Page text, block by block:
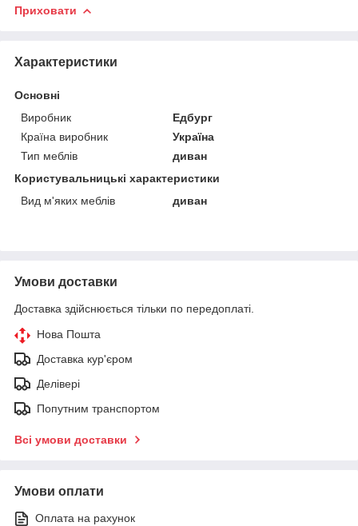
Приховати
Характеристики
Основні
Виробник
Едбург
Країна виробник
Україна
Тип меблів
диван
Користувальницькі характеристики
Вид м'яких меблів
диван
Умови доставки
Доставка здійснюється тільки по передоплаті.
Нова Пошта
Доставка кур'єром
Делівері
Попутним транспортом
Всі умови доставки
Умови оплати
Оплата на рахунок